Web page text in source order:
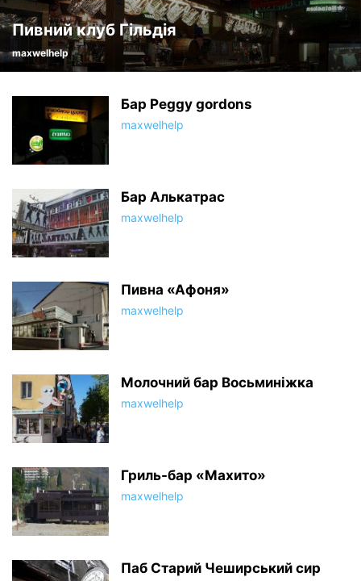
Пивний клуб Гільдія
maxwelhelp
Бар Peggy gordons
maxwelhelp
Бар Алькатрас
maxwelhelp
Пивна «Афоня»
maxwelhelp
Молочний бар Восьминіжка
maxwelhelp
Гриль-бар «Махито»
maxwelhelp
Паб Старий Чеширський сир